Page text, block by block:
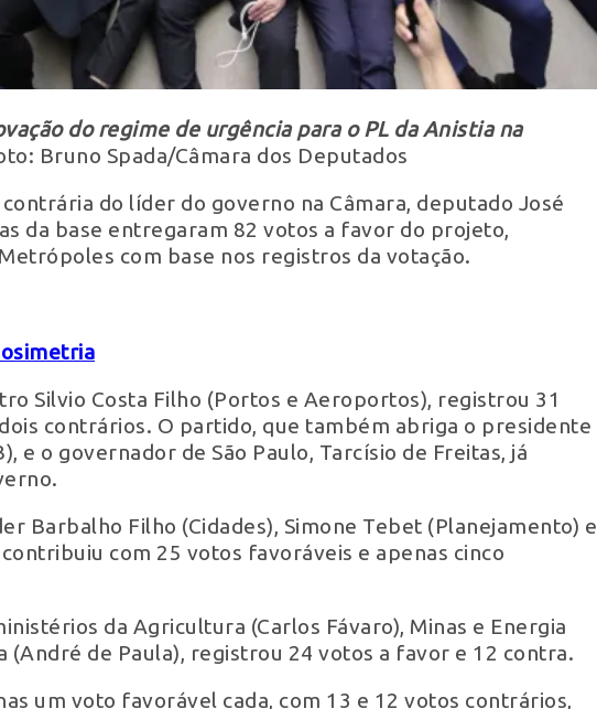
do regime de urgência para o PL da Anistia na
Bruno Spada/Câmara dos Deputados
do líder do governo na Câmara, deputado José
da base entregaram 82 votos a favor do projeto,
com base nos registros da votação.
Silvio Costa Filho (Portos e Aeroportos), registrou 31
contrários. O partido, que também abriga o presidente
e o governador de São Paulo, Tarcísio de Freitas, já
Barbalho Filho (Cidades), Simone Tebet (Planejamento) e
com 25 votos favoráveis e apenas cinco
da Agricultura (Carlos Fávaro), Minas e Energia
(André de Paula), registrou 24 votos a favor e 12 contra.
um voto favorável cada, com 13 e 12 votos contrários,